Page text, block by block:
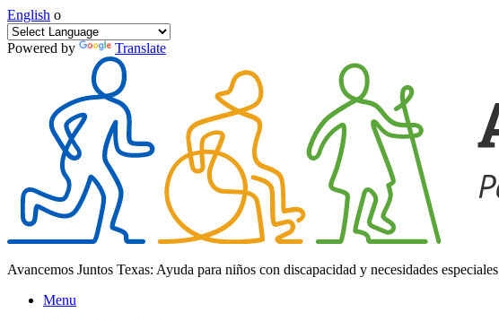
English o
Powered by Translate
Avancemos Juntos Texas: Ayuda para niños con discapacidad y necesidades especiales
Menu